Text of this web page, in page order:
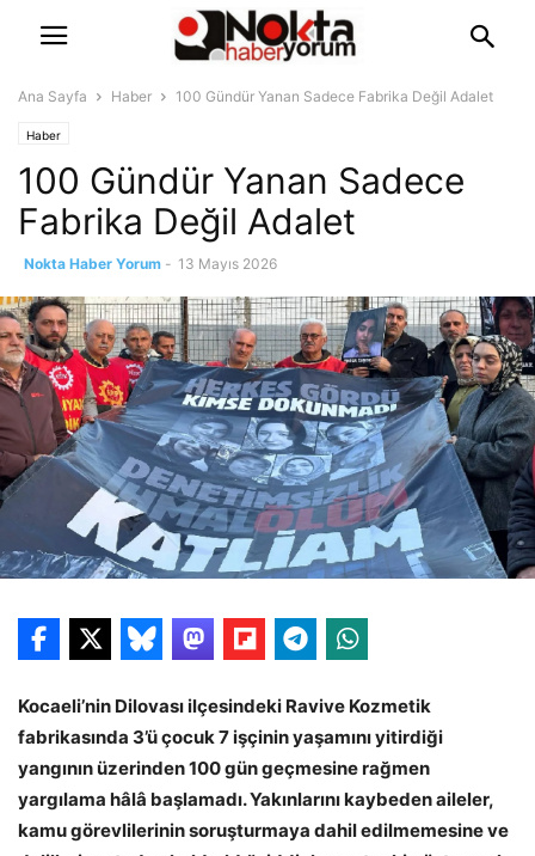
Ana Sayfa Haber 100 Gündür Yanan Sadece Fabrika Değil Adalet
Haber
100 Gündür Yanan Sadece
Fabrika Değil Adalet
Nokta Haber Yorum - 13 Mayıs 2026
Kocaeli’nin Dilovası ilçesindeki Ravive Kozmetik
fabrikasında 3’ü çocuk 7 işçinin yaşamını yitirdiği
yangının üzerinden 100 gün geçmesine rağmen
yargılama hâlâ başlamadı. Yakınlarını kaybeden aileler,
kamu görevlilerinin soruşturmaya dahil edilmemesine ve